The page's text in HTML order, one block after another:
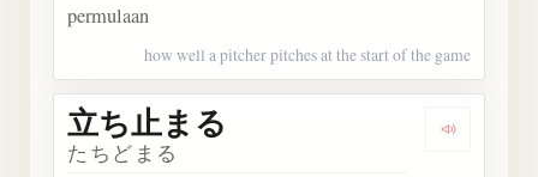
permulaan
how well a pitcher pitches at the start of the game
立ち止まる
たちどまる